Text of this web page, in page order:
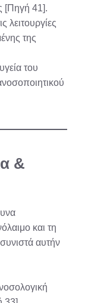
[Πηγή 41].
λειτουργίες
της
του
&
και τη
αυτήν